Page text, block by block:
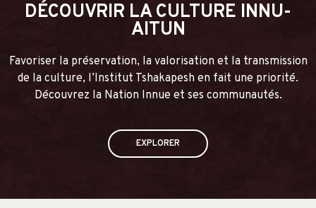
DÉCOUVRIR LA CULTURE INNU-
AITUN
Favoriser la préservation, la valorisation et la transmission
de la culture, l’Institut Tshakapesh en fait une priorité.
Découvrez la Nation Innue et ses communautés.
EXPLORER